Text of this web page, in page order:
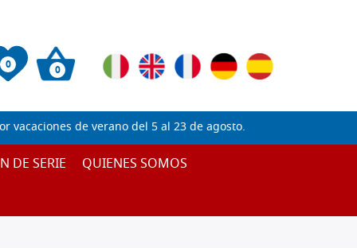
0 0
vacaciones de verano del 5 al 23 de agosto.
DE SERIE QUIENES SOMOS